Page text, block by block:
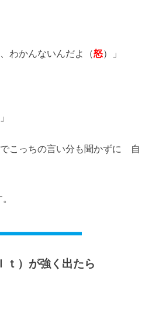
わかんないんだよ（怒）」
こっちの言い分も聞かずに 自
）が強く出たら